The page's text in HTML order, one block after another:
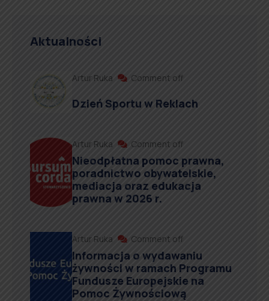
Aktualności
Artur Ruka Comment off
Dzień Sportu w Reklach
Artur Ruka Comment off
Nieodpłatna pomoc prawna,
poradnictwo obywatelskie,
mediacja oraz edukacja
prawna w 2026 r.
Artur Ruka Comment off
Informacja o wydawaniu
żywności w ramach Programu
Fundusze Europejskie na
Pomoc Żywnościową